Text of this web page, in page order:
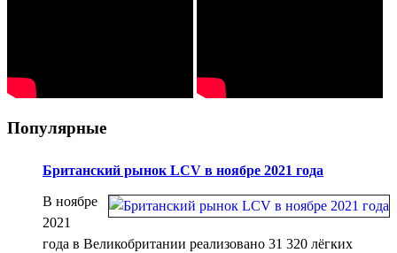
Популярные
Британский рынок LCV в ноябре 2021 года
В ноябре
2021
года в Великобритании реализовано 31 320 лёгких